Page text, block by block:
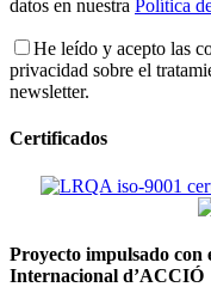
datos en nuestra Política
He leído y acepto las
privacidad sobre el
newsletter.
Certificados
Proyecto impulsado con
Internacional d’ACCIÓ